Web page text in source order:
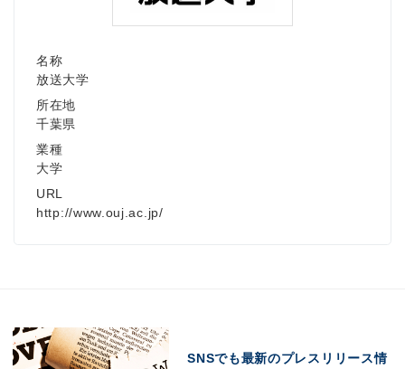
名称
放送大学
所在地
千葉県
業種
大学
URL
http://www.ouj.ac.jp/
SNSでも最新のプレスリリース情